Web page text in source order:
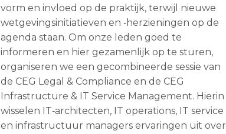
vorm en invloed op de praktijk, terwijl nieuwe
wetgevingsinitiatieven en ‑herzieningen op de
agenda staan. Om onze leden goed te
informeren en hier gezamenlijk op te sturen,
organiseren we een gecombineerde sessie van
de CEG Legal & Compliance en de CEG
Infrastructure & IT Service Management. Hierin
wisselen IT‑architecten, IT operations, IT service
en infrastructuur managers ervaringen uit over